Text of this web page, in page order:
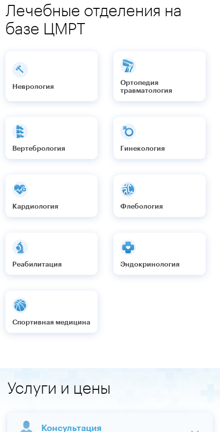
Лечебные отделения на
базе ЦМРТ
Неврология
Ортопедия
травматология
Вертебрология Гинекология
Кардиология Флебология
Реабилитация Эндокринология
Спортивная медицина
Услуги и цены
Консультация